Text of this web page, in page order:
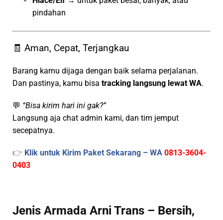
pindahan
🧾 Aman, Cepat, Terjangkau
Barang kamu dijaga dengan baik selama perjalanan.
Dan pastinya, kamu bisa tracking langsung lewat WA.
💬 “Bisa kirim hari ini gak?”
Langsung aja chat admin kami, dan tim jemput
secepatnya.
👉 Klik untuk Kirim Paket Sekarang – WA 0813-3604-
0403
Jenis Armada Arni Trans – Bersih,